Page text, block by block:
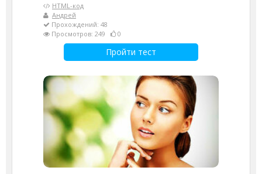
HTML-код
Андрей
Прохождений: 48
Просмотров: 249
0
Пройти тест